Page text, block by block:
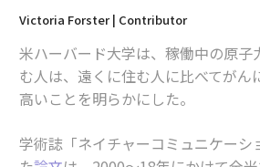
Victoria Forster | Contributor
米ハーバード大学は、稼働中の原子
む人は、遠くに住む人に比べてがん
高いことを明らかにした。
学術誌「ネイチャーコミュニケーシ